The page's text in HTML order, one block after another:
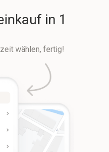
in 1
wählen, fertig!